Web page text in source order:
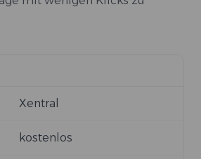
Xentral
kostenlos